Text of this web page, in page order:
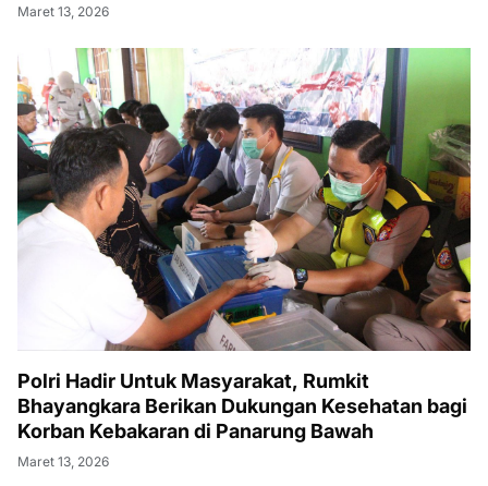
Maret 13, 2026
Polri Hadir Untuk Masyarakat, Rumkit
Bhayangkara Berikan Dukungan Kesehatan bagi
Korban Kebakaran di Panarung Bawah
Maret 13, 2026